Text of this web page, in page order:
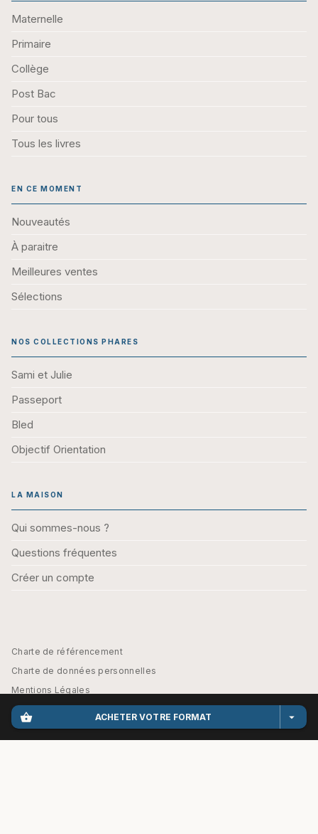
shopping_basket ACHETER VOTRE FORMAT arrow_drop_down
Maternelle
Primaire
Collège
Post Bac
Pour tous
Tous les livres
EN CE MOMENT
Nouveautés
À paraitre
Meilleures ventes
Sélections
NOS COLLECTIONS PHARES
Sami et Julie
Passeport
Bled
Objectif Orientation
LA MAISON
Qui sommes-nous ?
Questions fréquentes
Créer un compte
Charte de référencement
Charte de données personnelles
Mentions Légales
Engagement durable
CGU